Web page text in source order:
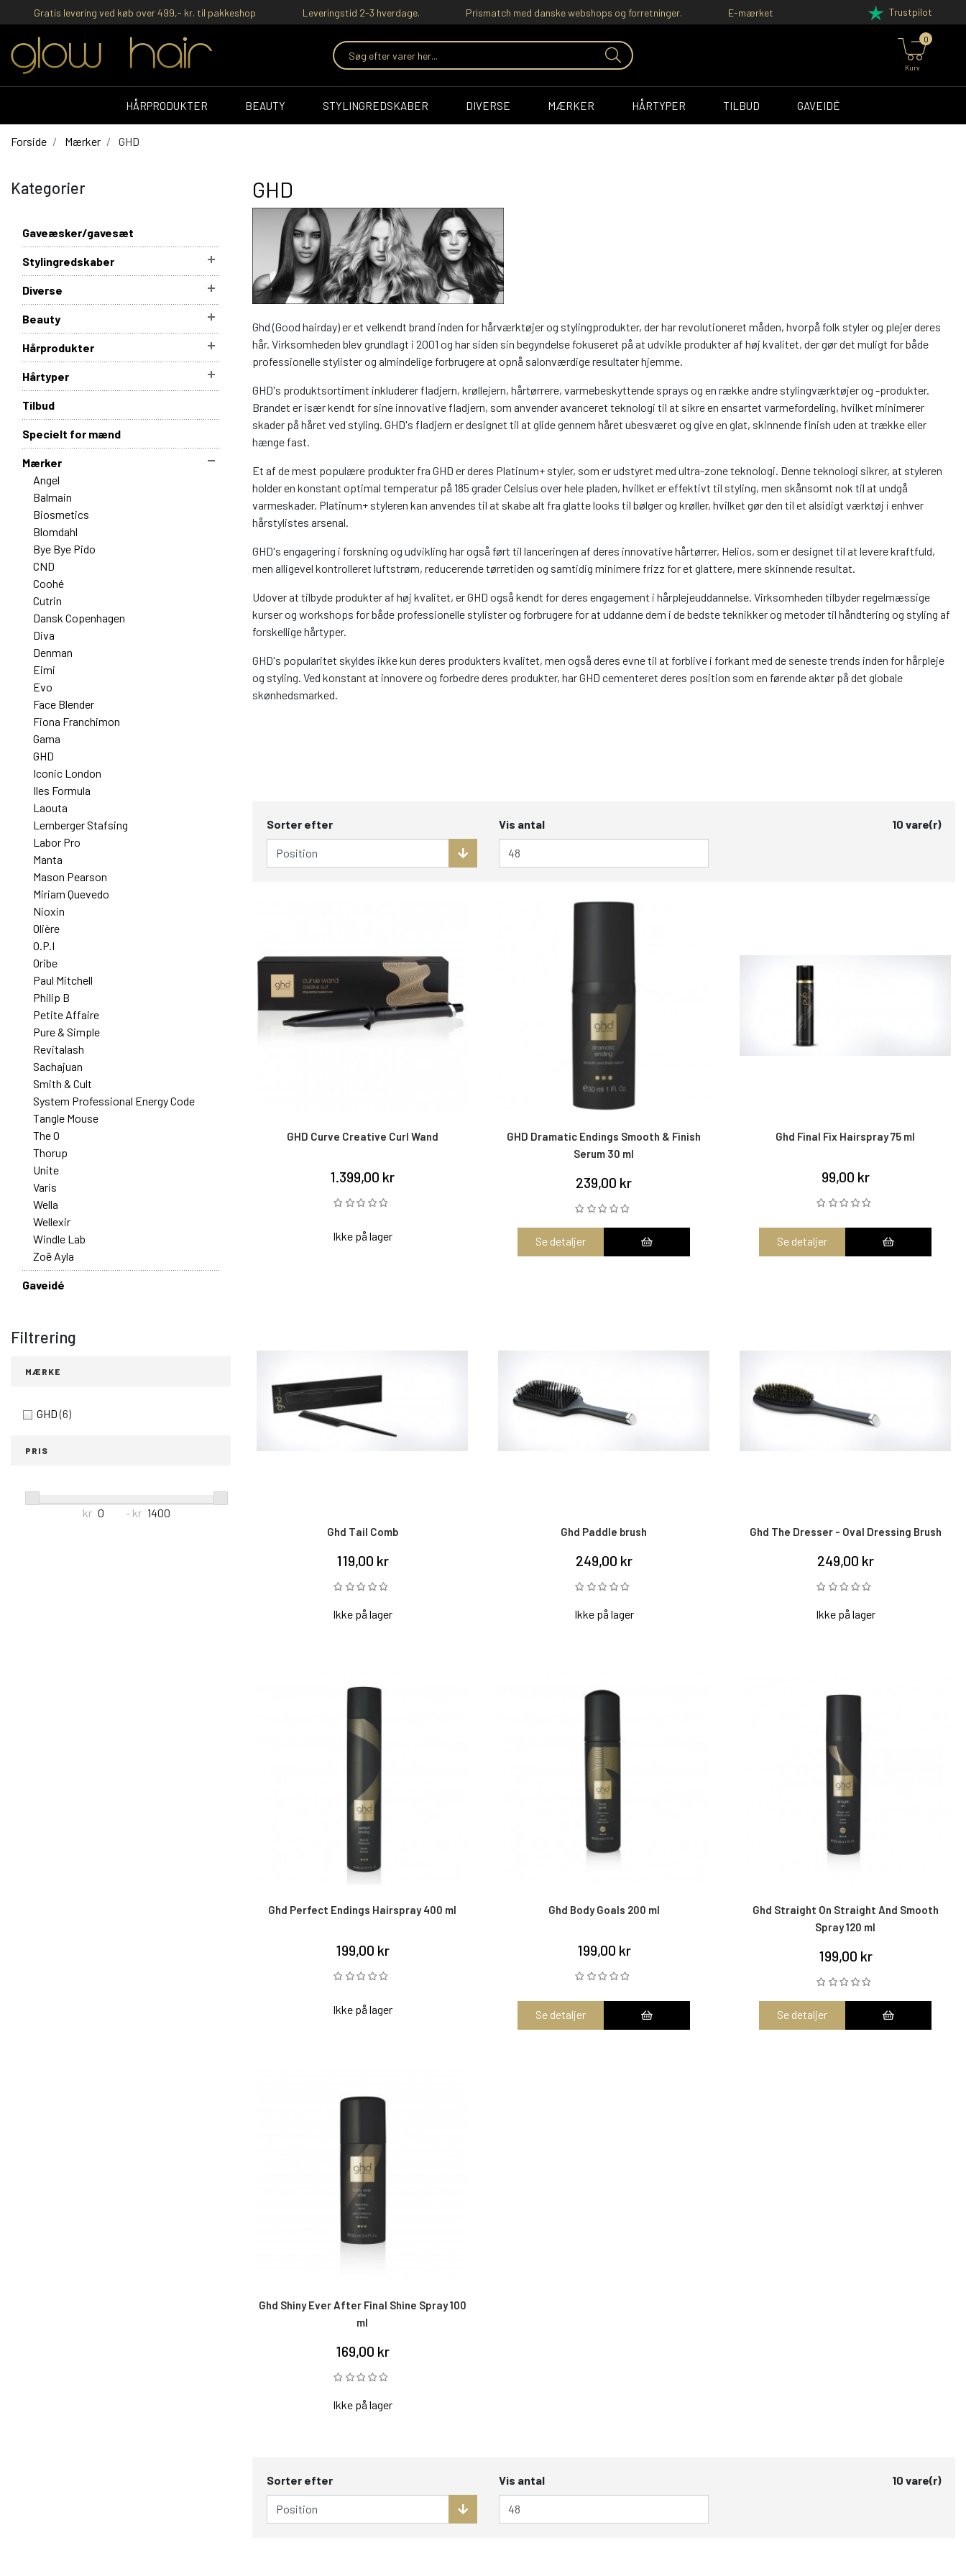
Gratis levering ved køb over 499,- kr. til pakkeshop Leveringstid 2-3 hverdage. Prismatch med danske webshops og forretninger. E-mærket Trustpilot
Kurv
0
HÅRPRODUKTER BEAUTY STYLINGREDSKABER DIVERSE MÆRKER HÅRTYPER TILBUD GAVEIDÉ
Forside Mærker GHD
Kategorier
Gaveæsker/gavesæt
Stylingredskaber
Diverse
Beauty
Hårprodukter
Hårtyper
Tilbud
Specielt for mænd
Mærker
Angel
Balmain
Biosmetics
Blomdahl
Bye Bye Pido
CND
Coohé
Cutrin
Dansk Copenhagen
Diva
Denman
Eimi
Evo
Face Blender
Fiona Franchimon
Gama
GHD
Iconic London
Iles Formula
Laouta
Lernberger Stafsing
Labor Pro
Manta
Mason Pearson
Miriam Quevedo
Nioxin
Olière
O.P.I
Oribe
Paul Mitchell
Philip B
Petite Affaire
Pure & Simple
Revitalash
Sachajuan
Smith & Cult
System Professional Energy Code
Tangle Mouse
The O
Thorup
Unite
Varis
Wella
Wellexir
Windle Lab
Zoë Ayla
Gaveidé
Filtrering
MÆRKE
GHD(6)
PRIS
kr - kr
GHD
Ghd (Good hairday) er et velkendt brand inden for hårværktøjer og stylingprodukter, der har revolutioneret måden, hvorpå folk styler og plejer deres
hår. Virksomheden blev grundlagt i 2001 og har siden sin begyndelse fokuseret på at udvikle produkter af høj kvalitet, der gør det muligt for både
professionelle stylister og almindelige forbrugere at opnå salonværdige resultater hjemme.
GHD's produktsortiment inkluderer fladjern, krøllejern, hårtørrere, varmebeskyttende sprays og en række andre stylingværktøjer og -produkter.
Brandet er især kendt for sine innovative fladjern, som anvender avanceret teknologi til at sikre en ensartet varmefordeling, hvilket minimerer
skader på håret ved styling. GHD's fladjern er designet til at glide gennem håret ubesværet og give en glat, skinnende finish uden at trække eller
hænge fast.
Et af de mest populære produkter fra GHD er deres Platinum+ styler, som er udstyret med ultra-zone teknologi. Denne teknologi sikrer, at styleren
holder en konstant optimal temperatur på 185 grader Celsius over hele pladen, hvilket er effektivt til styling, men skånsomt nok til at undgå
varmeskader. Platinum+ styleren kan anvendes til at skabe alt fra glatte looks til bølger og krøller, hvilket gør den til et alsidigt værktøj i enhver
hårstylistes arsenal.
GHD's engagering i forskning og udvikling har også ført til lanceringen af deres innovative hårtørrer, Helios, som er designet til at levere kraftfuld,
men alligevel kontrolleret luftstrøm, reducerende tørretiden og samtidig minimere frizz for et glattere, mere skinnende resultat.
Udover at tilbyde produkter af høj kvalitet, er GHD også kendt for deres engagement i hårplejeuddannelse. Virksomheden tilbyder regelmæssige
kurser og workshops for både professionelle stylister og forbrugere for at uddanne dem i de bedste teknikker og metoder til håndtering og styling af
forskellige hårtyper.
GHD's popularitet skyldes ikke kun deres produkters kvalitet, men også deres evne til at forblive i forkant med de seneste trends inden for hårpleje
og styling. Ved konstant at innovere og forbedre deres produkter, har GHD cementeret deres position som en førende aktør på det globale
skønhedsmarked.
Sorter efter Vis antal 10 vare(r)
GHD Curve Creative Curl Wand
1.399,00 kr
Ikke på lager
GHD Dramatic Endings Smooth & Finish
Serum 30 ml
239,00 kr
Se detaljer
Ghd Final Fix Hairspray 75 ml
99,00 kr
Se detaljer
Ghd Tail Comb
119,00 kr
Ikke på lager
Ghd Paddle brush
249,00 kr
Ikke på lager
Ghd The Dresser - Oval Dressing Brush
249,00 kr
Ikke på lager
Ghd Perfect Endings Hairspray 400 ml
199,00 kr
Ikke på lager
Ghd Body Goals 200 ml
199,00 kr
Se detaljer
Ghd Straight On Straight And Smooth
Spray 120 ml
199,00 kr
Se detaljer
Ghd Shiny Ever After Final Shine Spray 100
ml
169,00 kr
Ikke på lager
Sorter efter Vis antal 10 vare(r)